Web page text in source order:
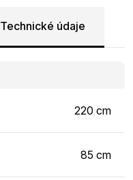
Technické údaje
220 cm
85 cm